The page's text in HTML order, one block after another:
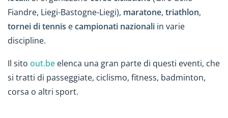
Fiandre, Liegi-Bastogne-Liegi), maratone, triathlon,
tornei di tennis ecampionati nazionali in varie
discipline.
Il sito out.be elenca una gran parte di questi eventi, che
si tratti di passeggiate, ciclismo, fitness, badminton,
corsa o altri sport.